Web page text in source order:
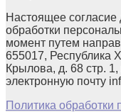
Настоящее согласие
обработки
момент путем
655017, Республика
Крылова, д. 68 стр.
электронную почту
Политика